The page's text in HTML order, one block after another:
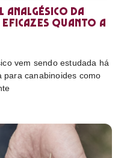
analgésico da
quanto a
vem sendo estudada há
para canabinoides como